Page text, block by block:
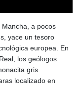
Mancha, a pocos
yace un tesoro
europea. En
los geólogos
gris
localizado en